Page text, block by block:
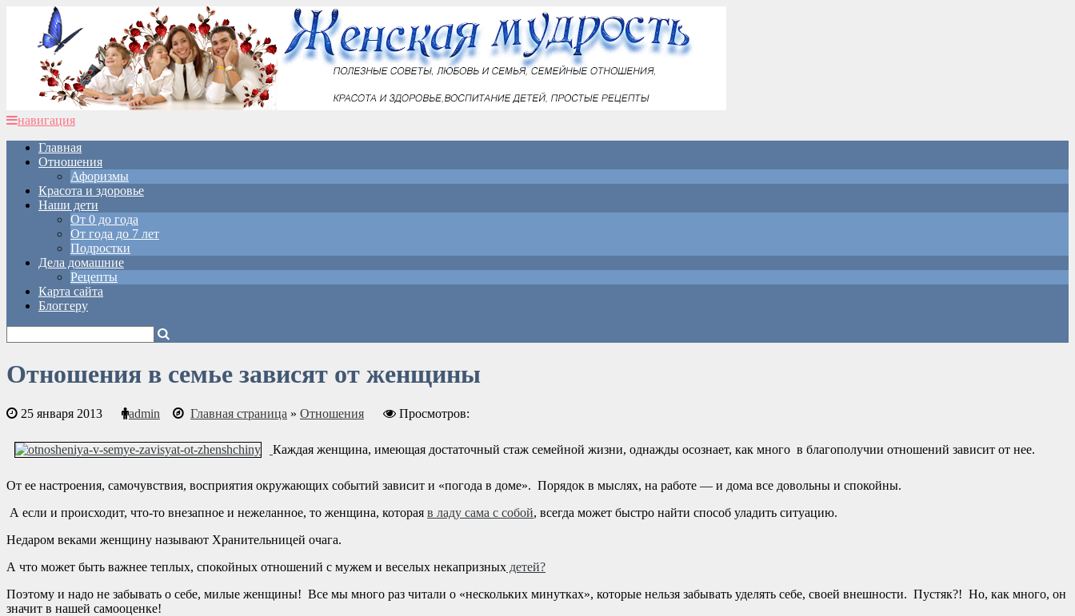
навигация
Главная
Отношения
Афоризмы
Красота и здоровье
Наши дети
От 0 до года
От года до 7 лет
Подростки
Дела домашние
Рецепты
Карта сайта
Блоггеру
Отношения в семье зависят от женщины
25 января 2013 admin Главная страница » Отношения Просмотров:
Каждая женщина, имеющая достаточный стаж семейной жизни, однажды осознает, как много в благополучии отношений зависит от нее.
От ее настроения, самочувствия, восприятия окружающих событий зависит и «погода в доме». Порядок в мыслях, на работе — и дома все довольны и спокойны.
А если и происходит, что-то внезапное и нежеланное, то женщина, которая в ладу сама с собой, всегда может быстро найти способ уладить ситуацию.
Недаром веками женщину называют Хранительницей очага.
А что может быть важнее теплых, спокойных отношений с мужем и веселых некапризных детей?
Поэтому и надо не забывать о себе, милые женщины! Все мы много раз читали о «нескольких минутках», которые нельзя забывать уделять себе, своей внешности. Пустяк?! Но, как много, он
значит в нашей самооценке!